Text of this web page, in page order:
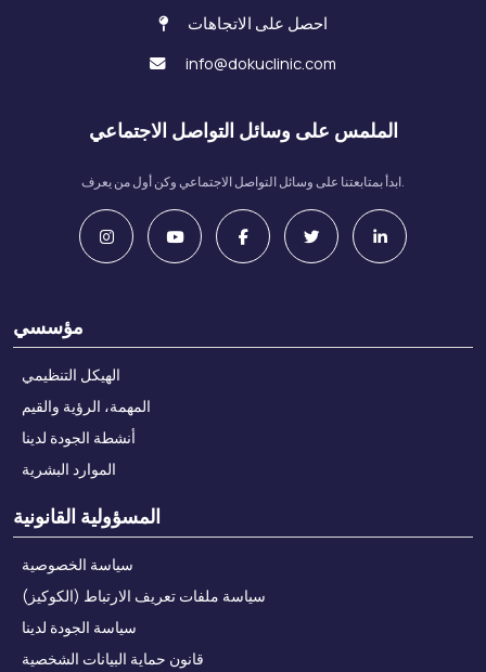
احصل على الاتجاهات
info@dokuclinic.com
الملمس على وسائل التواصل الاجتماعي
ابدأ بمتابعتنا على وسائل التواصل الاجتماعي وكن أول من يعرف.
مؤسسي
الهيكل التنظيمي
المهمة، الرؤية والقيم
أنشطة الجودة لدينا
الموارد البشرية
المسؤولية القانونية
سياسة الخصوصية
سياسة ملفات تعريف الارتباط (الكوكيز)
سياسة الجودة لدينا
قانون حماية البيانات الشخصية